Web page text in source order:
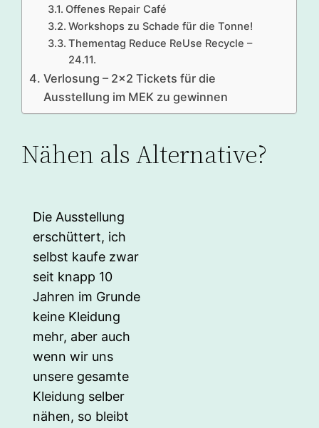
Offenes Repair Café
Workshops zu Schade für die Tonne!
Thementag Reduce ReUse Recycle –
24.11.
Verlosung – 2×2 Tickets für die
Ausstellung im MEK zu gewinnen
Nähen als Alternative?
Die Ausstellung
erschüttert, ich
selbst kaufe zwar
seit knapp 10
Jahren im Grunde
keine Kleidung
mehr, aber auch
wenn wir uns
unsere gesamte
Kleidung selber
nähen, so bleibt